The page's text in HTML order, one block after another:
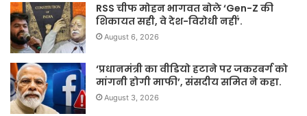
RSS चीफ मोहन भागवत बोले ‘Gen-Z की
शिकायत सही, वे देश-विरोधी नहीं’.
August 6, 2026
‘प्रधानमंत्री का वीडियो हटाने पर जकरबर्ग को
मांगनी होगी माफी’, संसदीय समित ने कहा.
August 3, 2026